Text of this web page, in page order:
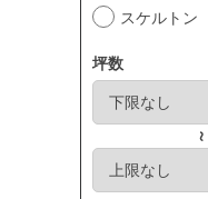
スケルトン
坪数
～